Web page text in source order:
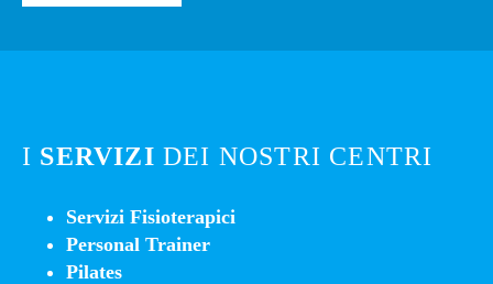
I SERVIZI DEI NOSTRI CENTRI
Servizi Fisioterapici
Personal Trainer
Pilates